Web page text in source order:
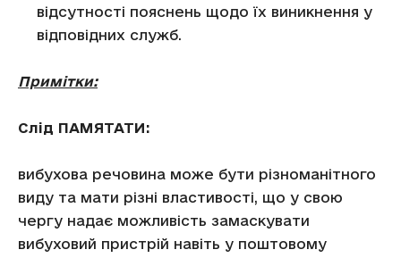
відсутності пояснень щодо їх виникнення у
відповідних служб.
Примітки:
Слід ПАМЯТАТИ:
вибухова речовина може бути різноманітного
виду та мати різні властивості, що у свою
чергу надає можливість замаскувати
вибуховий пристрій навіть у поштовому